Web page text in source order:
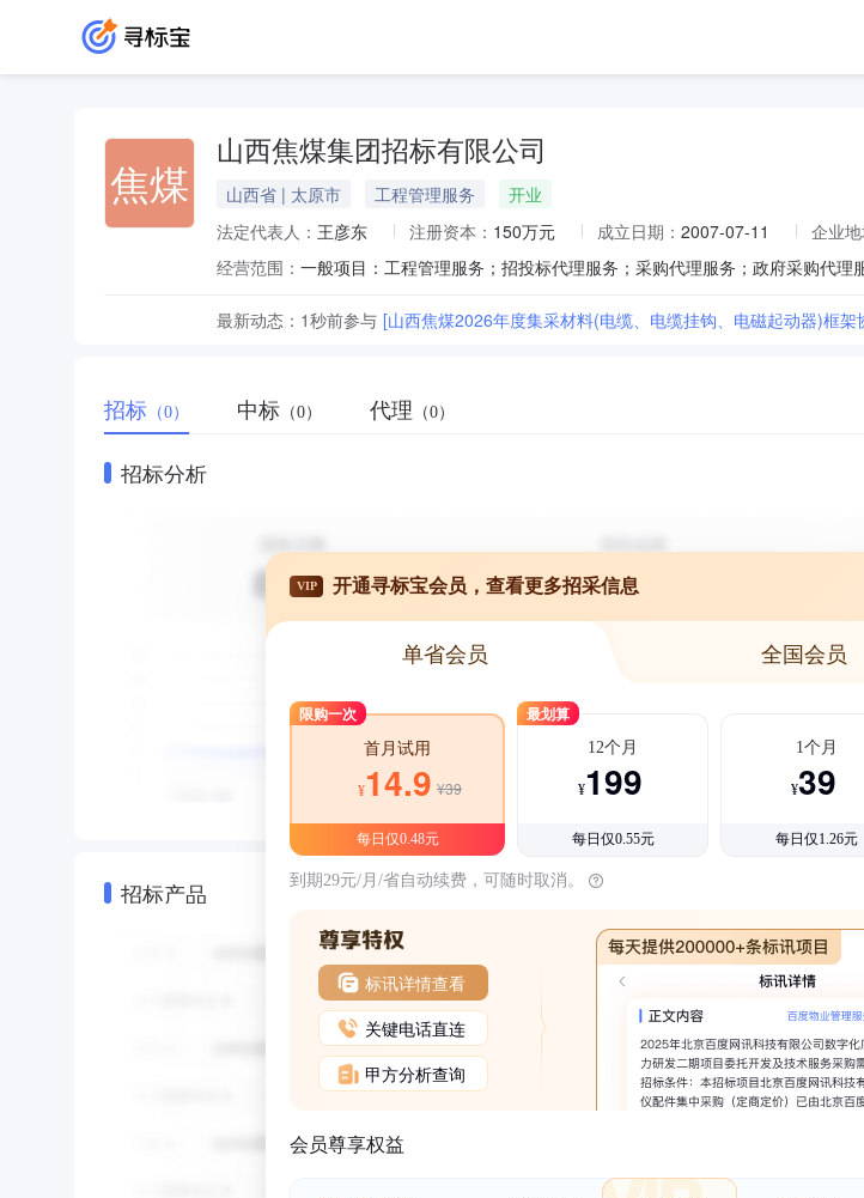
焦煤
山西焦煤集团招标有限公司
山西省 | 太原市 工程管理服务
开业
法定代表人： 王彦东 注册资本： 150万元 成立日期： 2007-07-11 企业地
经营范围：
最新动态： 1秒前参与 [山西焦煤2026年度集采材料(电缆、电缆挂钩、电磁起动器)框
招标 （0） 中标 （0） 代理 （0）
招标分析
招标产品
VIP 开通寻标宝会员，查看更多招采信息
单省会员 全国会员
限购一次
首月试用
¥14.9 ¥39
每日仅0.48元
最划算
12个月
¥199
每日仅0.55元
1个月
¥39
每日仅1.26元
到期29元/月/省自动续费，可随时取消。
标讯详情查看
关键电话直连
甲方分析查询
会员尊享权益